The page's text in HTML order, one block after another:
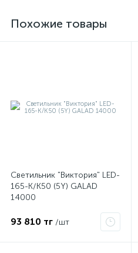
Похожие товары
Светильник "Виктория" LED-
165-К/К50 (5Y) GALAD
14000
93 810 тг /шт